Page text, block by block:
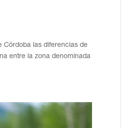
Córdoba las diferencias de
entre la zona denominada